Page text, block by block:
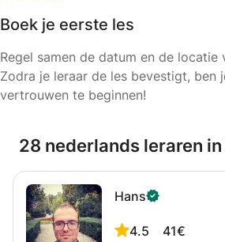
Boek je eerste les
Regel samen de datum en de locatie
Zodra je leraar de les bevestigt, ben
vertrouwen te beginnen!
28 nederlands leraren
Hans
4.5 41€